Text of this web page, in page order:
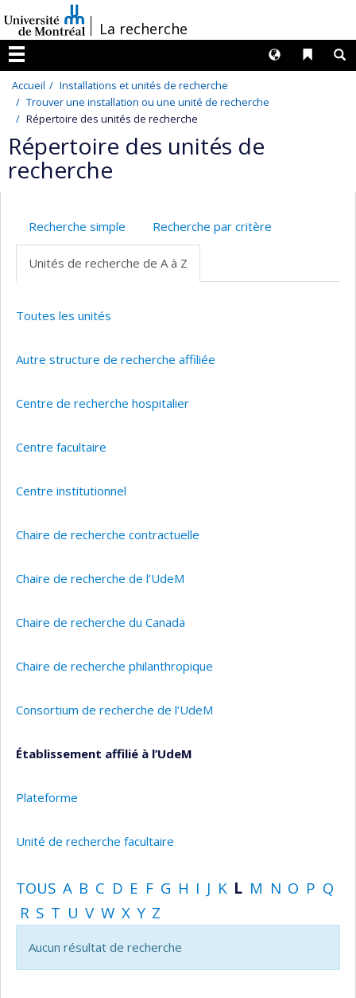
au
contenu
/La recherche
Menu
Liens
Langues
Accueil
Installations et unités de recherche
Trouver une installation ou une unité de recherche
Répertoire des unités de recherche
Répertoire des unités de
recherche
Recherche simple Recherche par critère
Unités de recherche de A à Z
Toutes les unités
Autre structure de recherche affiliée
Centre de recherche hospitalier
Centre facultaire
Centre institutionnel
Chaire de recherche contractuelle
Chaire de recherche de l’UdeM
Chaire de recherche du Canada
Chaire de recherche philanthropique
Consortium de recherche de l’UdeM
Établissement affilié à l’UdeM
Plateforme
Unité de recherche facultaire
TOUS A B C D E F G H I J K L M N O P Q
R S T U V W X Y Z
Aucun résultat de recherche